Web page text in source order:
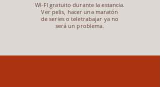
WI-FI gratuito durante la estancia.
Ver pelis, hacer una maratón
de series o teletrabajar ya no
será un problema.